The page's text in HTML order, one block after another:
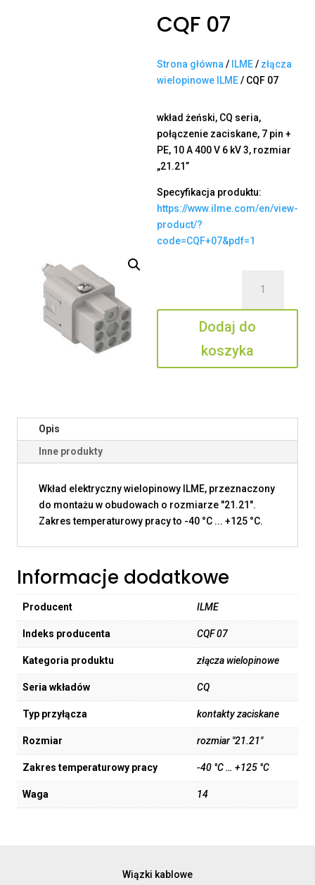
CQF 07
Strona główna / ILME/ złącza
wielopinowe ILME/ CQF 07
wkład żeński, CQ seria,
połączenie zaciskane, 7 pin +
PE, 10 A 400 V 6 kV 3, rozmiar
„21.21”
Specyfikacja produktu:
https://www.ilme.com/en/view-
product/?
code=CQF+07&pdf=1
07
Dodaj do
koszyka
Opis
Inne produkty
Wkład elektryczny wielopinowy ILME, przeznaczony
do montażu w obudowach o rozmiarze "21.21".
Zakres temperaturowy pracy to -40 °C ... +125 °C.
Informacje dodatkowe
Producent ILME
Indeks producenta CQF 07
Kategoria produktu złącza wielopinowe
Seria wkładów CQ
Typ przyłącza kontakty zaciskane
Rozmiar rozmiar "21.21"
Zakres temperaturowy pracy -40 °C … +125 °C
Waga 14
Wiązki kablowe